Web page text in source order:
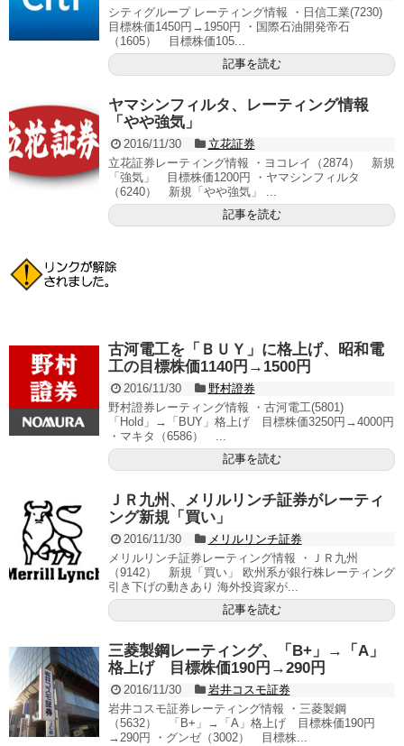
シティグループ レーティング情報 ・日信工業(7230)
目標株価1450円→1950円 ・国際石油開発帝石
（1605） 目標株価105...
記事を読む
ヤマシンフィルタ、レーティング情報
「やや強気」
2016/11/30
立花証券
立花証券レーティング情報 ・ヨコレイ（2874） 新規
「強気」 目標株価1200円 ・ヤマシンフィルタ
（6240） 新規「やや強気」 ...
記事を読む
古河電工を「ＢＵＹ」に格上げ、昭和電
工の目標株価1140円→1500円
2016/11/30
野村證券
野村證券レーティング情報 ・古河電工(5801)
「Hold」→「BUY」格上げ 目標株価3250円→4000円
・マキタ（6586） ...
記事を読む
ＪＲ九州、メリルリンチ証券がレーティ
ング新規「買い」
2016/11/30
メリルリンチ証券
メリルリンチ証券レーティング情報 ・ＪＲ九州
（9142） 新規「買い」 欧州系が銀行株レーティング
引き下げの動きあり 海外投資家が...
記事を読む
三菱製鋼レーティング、「B+」→「A」
格上げ 目標株価190円→290円
2016/11/30
岩井コスモ証券
岩井コスモ証券レーティング情報 ・三菱製鋼
（5632） 「B+」→「A」格上げ 目標株価190円
→290円 ・グンゼ（3002） 目標株...